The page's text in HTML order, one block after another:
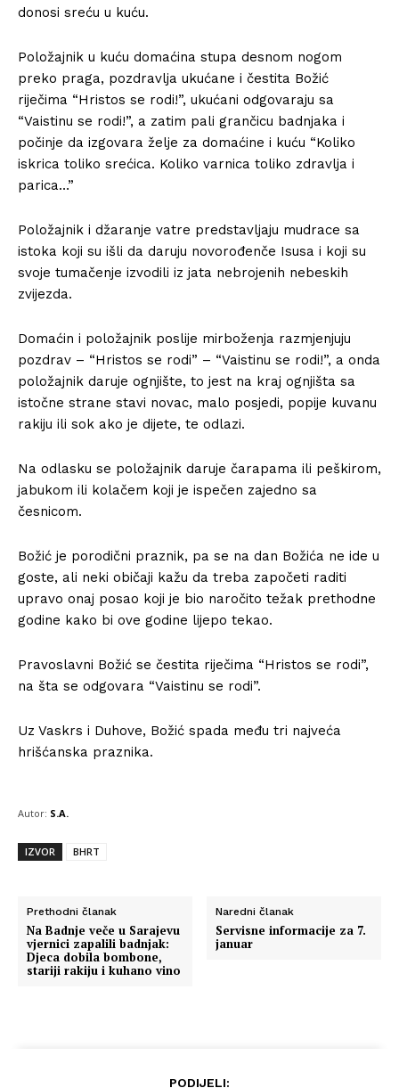
donosi sreću u kuću.
Položajnik u kuću domaćina stupa desnom nogom
preko praga, pozdravlja ukućane i čestita Božić
riječima “Hristos se rodi!”, ukućani odgovaraju sa
“Vaistinu se rodi!”, a zatim pali grančicu badnjaka i
počinje da izgovara želje za domaćine i kuću “Koliko
iskrica toliko srećica. Koliko varnica toliko zdravlja i
parica…”
Položajnik i džaranje vatre predstavljaju mudrace sa
istoka koji su išli da daruju novorođenče Isusa i koji su
svoje tumačenje izvodili iz jata nebrojenih nebeskih
zvijezda.
Domaćin i položajnik poslije mirboženja razmjenjuju
pozdrav – “Hristos se rodi” – “Vaistinu se rodi!”, a onda
položajnik daruje ognjište, to jest na kraj ognjišta sa
istočne strane stavi novac, malo posjedi, popije kuvanu
rakiju ili sok ako je dijete, te odlazi.
Na odlasku se položajnik daruje čarapama ili peškirom,
jabukom ili kolačem koji je ispečen zajedno sa
česnicom.
Božić je porodični praznik, pa se na dan Božića ne ide u
goste, ali neki običaji kažu da treba započeti raditi
upravo onaj posao koji je bio naročito težak prethodne
godine kako bi ove godine lijepo tekao.
Pravoslavni Božić se čestita riječima “Hristos se rodi”,
na šta se odgovara “Vaistinu se rodi”.
Uz Vaskrs i Duhove, Božić spada među tri najveća
hrišćanska praznika.
Autor: S.A.
IZVOR BHRT
Prethodni članak
Na Badnje veče u Sarajevu
vjernici zapalili badnjak:
Djeca dobila bombone,
stariji rakiju i kuhano vino
Naredni članak
Servisne informacije za 7.
januar
PODIJELI: